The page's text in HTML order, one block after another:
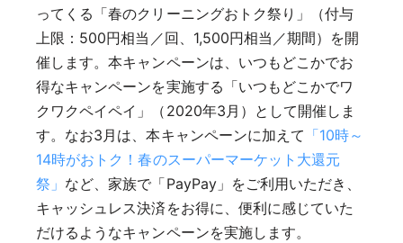
ってくる「春のクリーニングおトク祭り」（付与
上限：500円相当／回、1,500円相当／期間）を開
催します。本キャンペーンは、いつもどこかでお
得なキャンペーンを実施する「いつもどこかでワ
クワクペイペイ」（2020年3月）として開催しま
す。なお3月は、本キャンペーンに加えて 「10時～
14時がおトク！春のスーパーマーケット大還元
祭」 など、家族で「PayPay」をご利用いただき、
キャッシュレス決済をお得に、便利に感じていた
だけるようなキャンペーンを実施します。